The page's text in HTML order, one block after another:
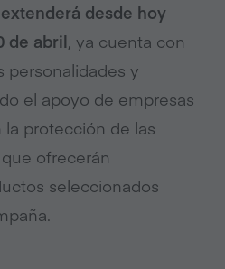
desde hoy
de abril, ya cuenta con
personalidades y
el apoyo de empresas
protección de las
ofrecerán
seleccionados